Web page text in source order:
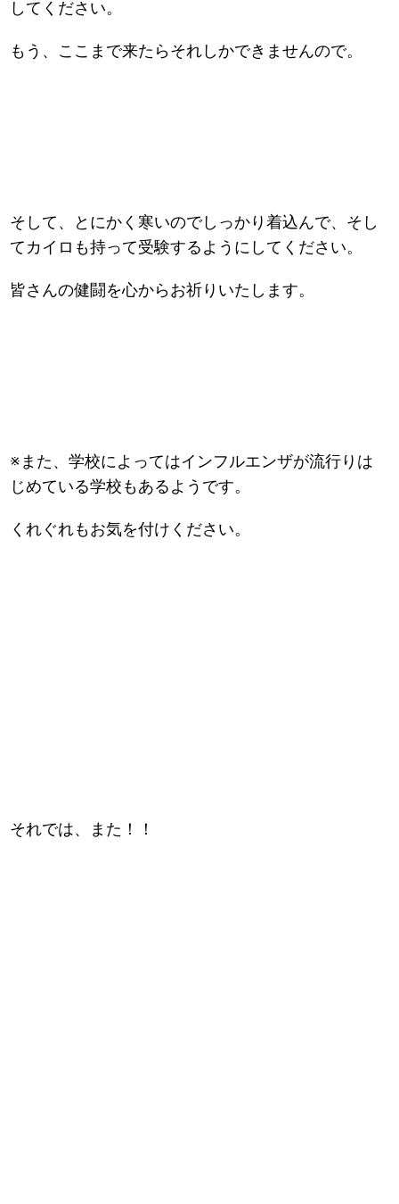
してください。
もう、ここまで来たらそれしかできませんので。
そして、とにかく寒いのでしっかり着込んで、そし
てカイロも持って受験するようにしてください。
皆さんの健闘を心からお祈りいたします。
※また、学校によってはインフルエンザが流行りは
じめている学校もあるようです。
くれぐれもお気を付けください。
それでは、また！！